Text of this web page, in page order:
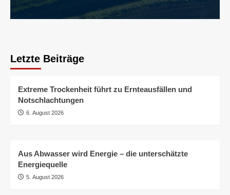
Letzte Beiträge
Extreme Trockenheit führt zu Ernteausfällen und
Notschlachtungen
6. August 2026
Aus Abwasser wird Energie – die unterschätzte
Energiequelle
5. August 2026